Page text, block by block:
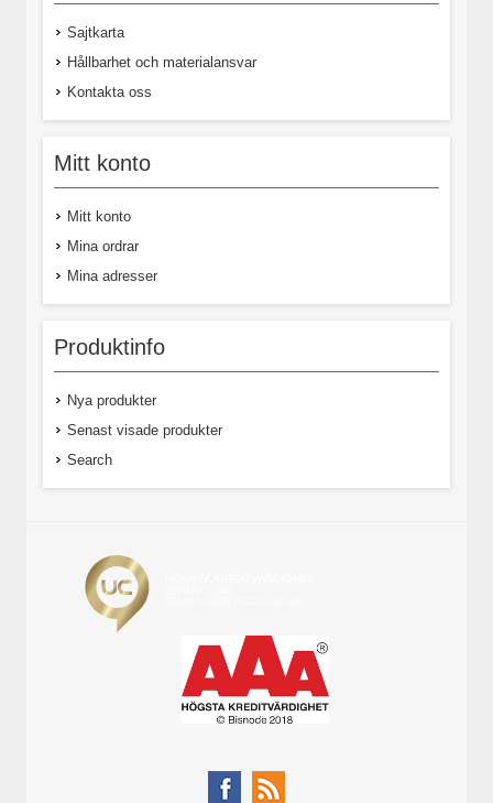
Sajtkarta
Hållbarhet och materialansvar
Kontakta oss
Mitt konto
Mitt konto
Mina ordrar
Mina adresser
Produktinfo
Nya produkter
Senast visade produkter
Search